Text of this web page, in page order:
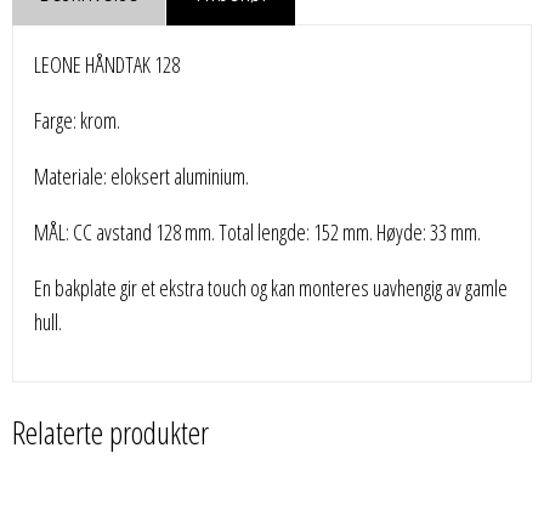
LEONE HÅNDTAK 128
Farge: krom.
Materiale: eloksert aluminium.
MÅL: CC avstand 128 mm. Total lengde: 152 mm. Høyde: 33 mm.
En bakplate gir et ekstra touch og kan monteres uavhengig av gamle
hull.
Relaterte produkter